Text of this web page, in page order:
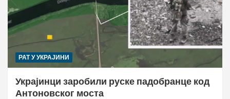
РАТ У УКРАЈИНИ
Украјинци заробили руске падобранце код
Антоновског моста